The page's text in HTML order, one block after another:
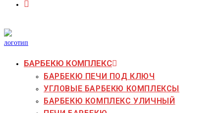
БАРБЕКЮ КОМПЛЕКС
БАРБЕКЮ ПЕЧИ ПОД КЛЮЧ
УГЛОВЫЕ БАРБЕКЮ КОМПЛЕКСЫ
БАРБЕКЮ КОМПЛЕКС УЛИЧНЫЙ